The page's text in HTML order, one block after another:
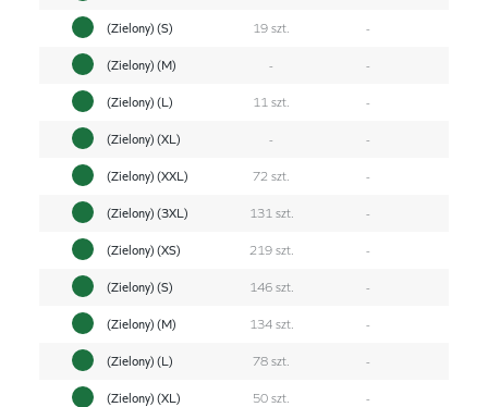
(Zielony) (S)
19 szt.
-
(Zielony) (M)
-
-
(Zielony) (L)
11 szt.
-
(Zielony) (XL)
-
-
(Zielony) (XXL)
72 szt.
-
(Zielony) (3XL)
131 szt.
-
(Zielony) (XS)
219 szt.
-
(Zielony) (S)
146 szt.
-
(Zielony) (M)
134 szt.
-
(Zielony) (L)
78 szt.
-
(Zielony) (XL)
50 szt.
-